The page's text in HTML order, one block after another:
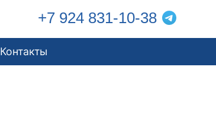
+7 924 831-10-38
Контакты